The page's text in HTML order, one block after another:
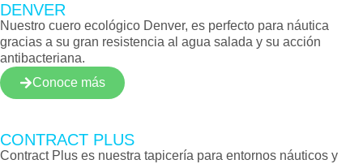
DENVER
Nuestro cuero ecológico Denver, es perfecto para náutica
gracias a su gran resistencia al agua salada y su acción
antibacteriana.
Conoce más
CONTRACT PLUS
Contract Plus es nuestra tapicería para entornos náuticos y